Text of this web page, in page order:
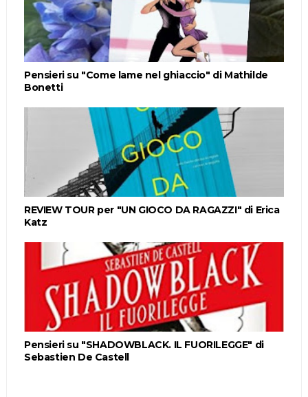
Pensieri su "Come lame nel ghiaccio" di Mathilde
Bonetti
REVIEW TOUR per "UN GIOCO DA RAGAZZI" di Erica
Katz
Pensieri su "SHADOWBLACK. IL FUORILEGGE" di
Sebastien De Castell